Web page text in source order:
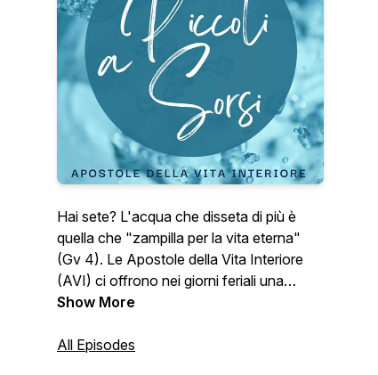
Hai sete? L'acqua che disseta di più è
quella che "zampilla per la vita eterna"
(Gv 4). Le Apostole della Vita Interiore
(AVI) ci offrono nei giorni feriali una
riflessione sulla liturgia quotidiana. N.B. La
nostre comunità parrocchiali.
Show More
All Episodes